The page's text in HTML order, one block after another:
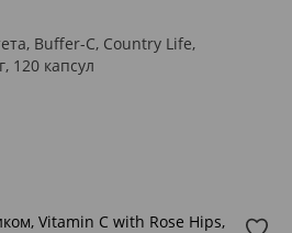
Buffer-C, Country Life,
120 капсул